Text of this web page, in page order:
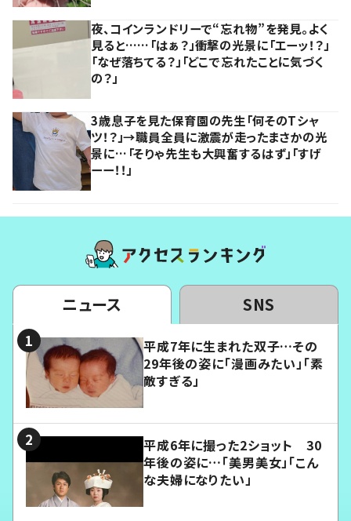
夜、コインランドリーで“忘れ物”を発見。よく
見ると……「はぁ？」衝撃の光景に「エーッ！？」
「なぜ落ちてる？」「どこで忘れたことに気づく
の？」
3歳息子を見た保育園の先生「何そのTシャ
ツ！？」→職員全員に激震が走ったまさかの光
景に…「そりゃ先生も大興奮するはず」「すげ
ーー！！」
ニュース SNS
平成7年に生まれた双子…その
29年後の姿に「漫画みたい」「素
敵すぎる」
平成6年に撮った2ショット 30
年後の姿に…「美男美女」「こん
な夫婦になりたい」